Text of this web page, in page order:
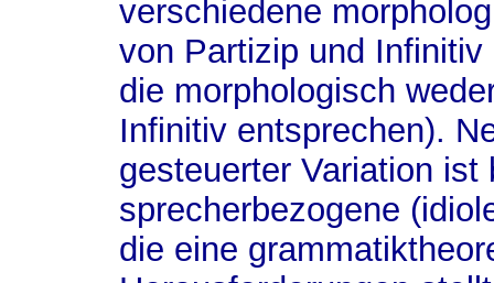
verschiedene
von Partizip und Infinitiv
die morphologisch
Infinitiv entsprechen).
gesteuerter Variation
sprecherbezogene
die eine